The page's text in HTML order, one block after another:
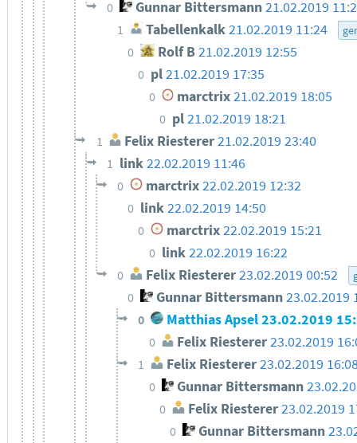
0 Gunnar Bittersmann 21.02.2019
1 Tabellenkalk21.02.2019 11:24
0 Rolf B21.02.2019 12:55
0 pl21.02.2019 17:35
0 marctrix21.02.2019 18:05
0 pl21.02.2019 18:21
1 Felix Riesterer21.02.2019 23:40
1 link22.02.2019 11:46
0 marctrix22.02.2019 12:32
0 link22.02.2019 14:50
0 marctrix22.02.2019 15:21
0 link22.02.2019 16:22
0 Felix Riesterer23.02.2019 00:52
0 Gunnar Bittersmann23.02.2019
0 Matthias Apsel23.02.2019
0 Felix Riesterer23.02.2019
1 Felix Riesterer23.02.2019
0 Gunnar Bittersmann
0 Felix Riesterer 23.02.2019
0 Gunnar Bittersmann